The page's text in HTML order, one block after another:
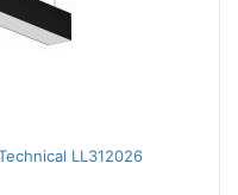
LL312026